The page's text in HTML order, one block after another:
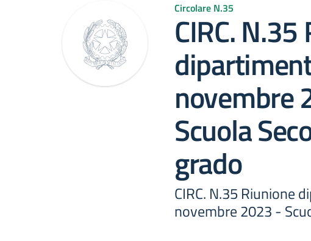
Circolare N.35
CIRC.
novembre
Scuola
grado
CIRC. N.35 Riunione
novembre 2023 -